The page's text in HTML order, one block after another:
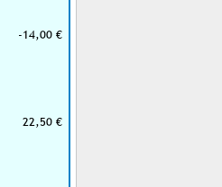
-14,00 €
22,50 €